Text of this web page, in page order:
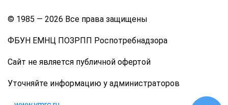
© 1985 — 2026 Все права защищены
ФБУН ЕМНЦ ПОЗРПП Роспотребнадзора
Сайт не является публичной офертой
Уточняйте информацию у администраторов